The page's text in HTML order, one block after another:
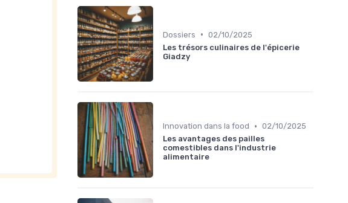
Dossiers • 02/10/2025
Les trésors culinaires de l'épicerie
Giadzy
Innovation dans la food • 02/10/2025
Les avantages des pailles
comestibles dans l'industrie
alimentaire